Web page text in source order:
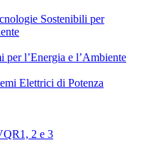
Sostenibili per
per l’Energia e l’Ambiente
Elettrici di Potenza
2 e 3